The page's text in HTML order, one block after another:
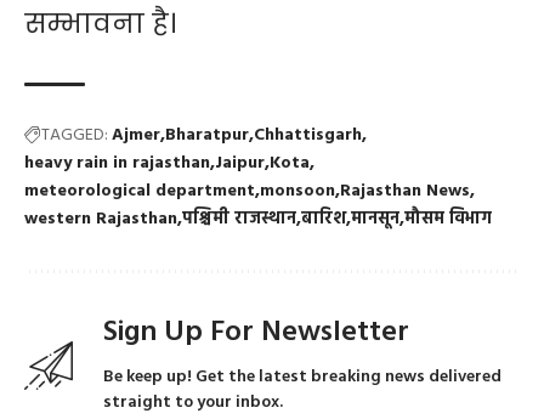
सम्भावना है।
TAGGED:Ajmer Bharatpur Chhattisgarh
heavy rain in rajasthan Jaipur Kota
meteorological department monsoon Rajasthan News
western Rajasthanपश्चिमी राजस्थानबारिशमानसूनमौसम विभाग
Sign Up For Newsletter
Be keep up! Get the latest breaking news delivered
straight to your inbox.